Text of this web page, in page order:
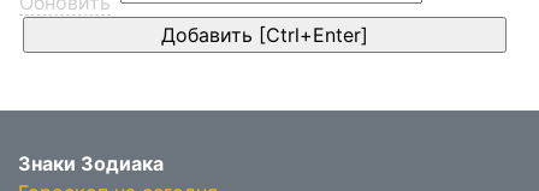
Знаки Зодиака